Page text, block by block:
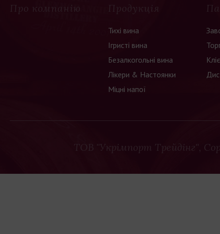
Про компанію Продукція
Тихі вина
Ігристі вина
Безалкогольні вина
Лікери & Настоянки
Міцні напої
ТОВ "Укрімпорт Трейдінг",